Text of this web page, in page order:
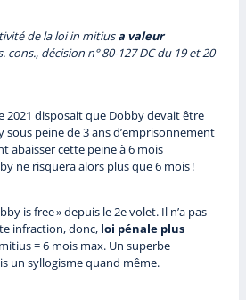
de la loi in mitiusa valeur
cons., décision n° 80-127 DC du 19 et 20
2021 disposait que Dobby devait être
sous peine de 3 ans d’emprisonnement
abaisser cette peine à 6 mois
ne risquera alors plus que 6 mois !
is free » depuis le 2e volet. Il n’a pas
infraction, donc, loi pénale plus
= 6 mois max. Un superbe
un syllogisme quand même.